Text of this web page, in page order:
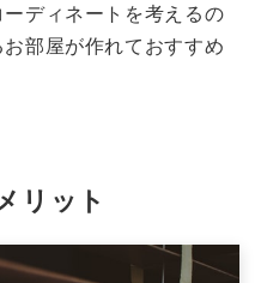
ディネートを考えるの
部屋が作れておすすめ
リット